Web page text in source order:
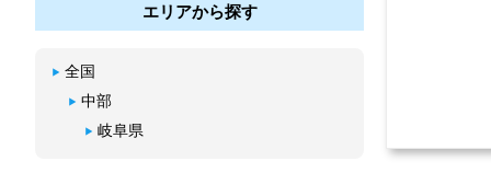
エリアから探す
全国
中部
岐阜県